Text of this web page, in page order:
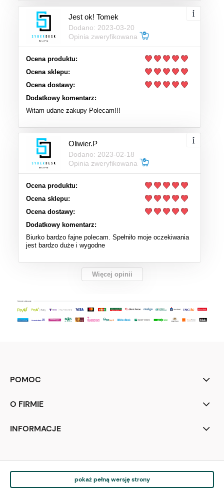
Jest ok! Tomek
Dodano: 2023-03-20
Opinia zweryfikowana
Ocena produktu:
Ocena sklepu:
Ocena dostawy:
Dodatkowy komentarz:
Witam udane zakupy Polecam!!!
Oliwier.P
Dodano: 2023-02-18
Opinia zweryfikowana
Ocena produktu:
Ocena sklepu:
Ocena dostawy:
Dodatkowy komentarz:
Biurko bardzo fajne polecam. Spełniło moje oczekiwania
jest bardzo duże i wygodne
Więcej opinii
POMOC
O FIRMIE
INFORMACJE
pokaż pełną wersję strony